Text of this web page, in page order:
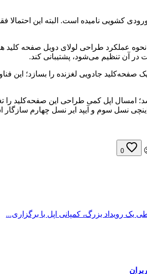
کشویی نامیده است. البته این
نحوه عملکرد طراحی لولای دوبل صفحه
در آن تنظیم می‌شود، پشتیبانی کند.
صفحه‌کلید جادویی لغزنده را بسازد؛ این
اپل برای اولین بار با آیپد 2020 عرضه شد؛ امسال
0